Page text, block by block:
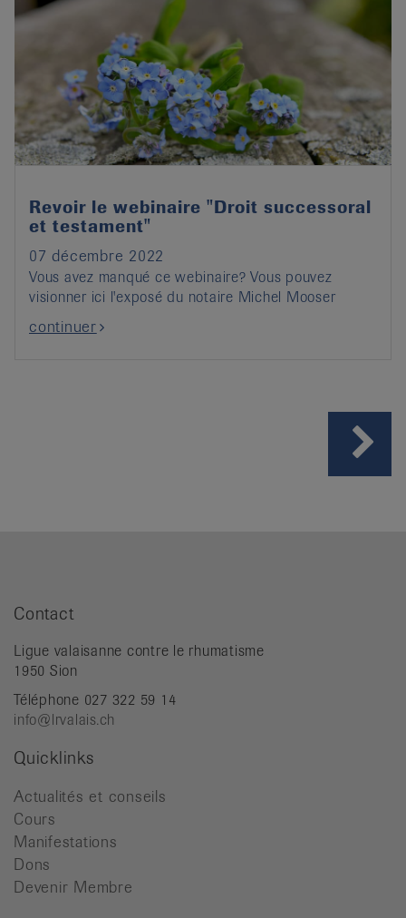
Revoir le webinaire "Droit successoral
et testament"
07 décembre 2022
Vous avez manqué ce webinaire? Vous pouvez
visionner ici l'exposé du notaire Michel Mooser
continuer
Contact
Ligue valaisanne contre le rhumatisme
1950 Sion
Téléphone 027 322 59 14
info@lrvalais.ch
Quicklinks
Actualités et conseils
Cours
Manifestations
Dons
Devenir Membre